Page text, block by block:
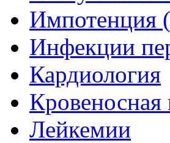
Импотенция
Инфекции
Кардиология
Кровеносная
Лейкемии